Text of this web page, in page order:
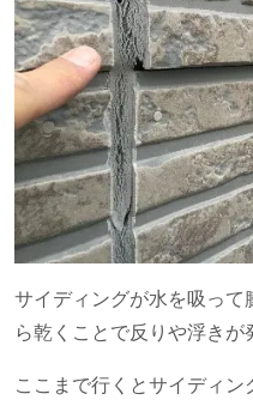
サイディングが水を吸っ
ら乾くことで反りや浮きが
ここまで行くとサイディ